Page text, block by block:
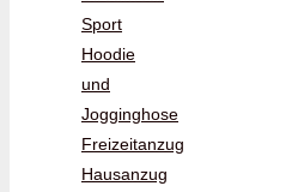
Sport
Hoodie
und
Jogginghose
Freizeitanzug
Hausanzug